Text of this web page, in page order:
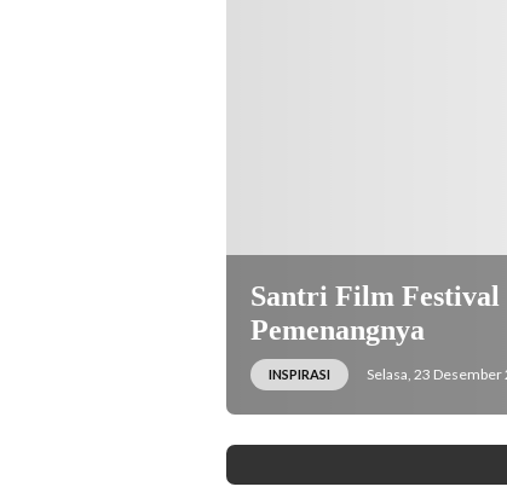
Santri Film Festival
Pemenangnya
INSPIRASI Selasa, 23